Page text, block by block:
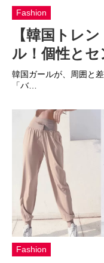
Fashion
【韓国トレ
ル！個性と
韓国ガールが、周囲と
「バ…
Fashion